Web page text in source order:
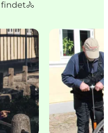
ganz Fünen finden
Bike Friends